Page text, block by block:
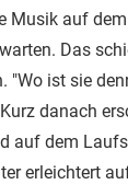
Musik auf
Das
"Wo ist sie
danach
auf dem
erleichtert